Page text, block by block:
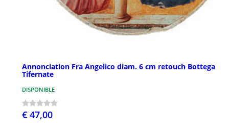
Annonciation Fra Angelico diam. 6 cm retouch Bottega
Tifernate
DISPONIBLE
€ 47,00